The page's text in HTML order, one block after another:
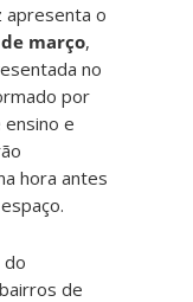
apresenta o
março,
no
por
e
hora antes
do
de